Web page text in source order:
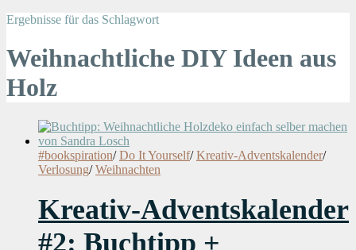
Ergebnisse für das Schlagwort
Weihnachtliche DIY Ideen aus
Holz
#bookspiration/ Do It Yourself/ Kreativ-Adventskalender/
Verlosung/ Weihnachten
Kreativ-Adventskalender
#2: Buchtipp +